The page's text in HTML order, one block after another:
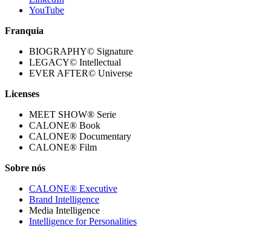
YouTube
Franquia
BIOGRAPHY© Signature
LEGACY© Intellectual
EVER AFTER© Universe
Licenses
MEET SHOW® Serie
CALONE® Book
CALONE® Documentary
CALONE® Film
Sobre nós
CALONE® Executive
Brand Intelligence
Media Intelligence
Intelligence for Personalities